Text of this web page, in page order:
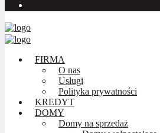
FIRMA
O nas
Usługi
Polityka prywatności
KREDYT
DOMY
Domy na sprzedaż